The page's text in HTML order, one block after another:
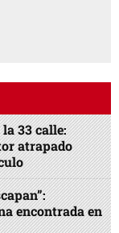
33 calle:
atrapado
encontrada en